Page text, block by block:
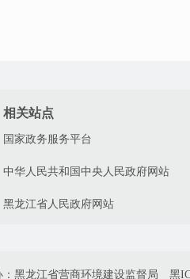
相关站点
国家政务服务平台
中华人民共和国中央人民政府网站
黑龙江省人民政府网站
：黑龙江省营商环境建设监督局 黑